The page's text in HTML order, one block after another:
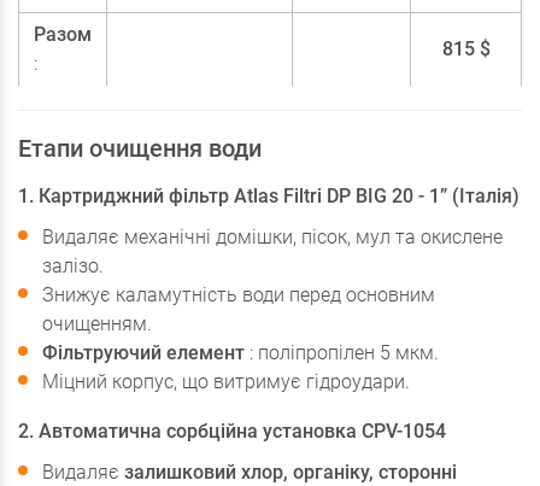
Разом
:
815 $
Етапи очищення води
1. Картриджний фільтр Atlas Filtri DP BIG 20 - 1” (Італія)
Видаляє механічні домішки, пісок, мул та окислене
залізо.
Знижує каламутність води перед основним
очищенням.
Фільтруючий елемент : поліпропілен 5 мкм.
Міцний корпус, що витримує гідроудари.
2. Автоматична сорбційна установка CPV-1054
Видаляє залишковий хлор, органіку, сторонні